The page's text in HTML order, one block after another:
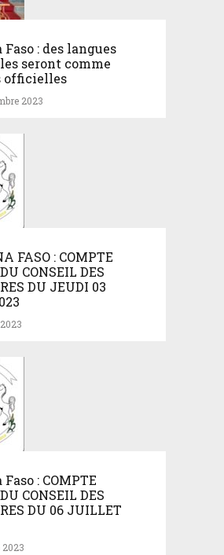
: des langues
seront comme
officielles
2023
FASO : COMPTE
CONSEIL DES
DU JEUDI 03
: COMPTE
CONSEIL DES
DU 06 JUILLET
2023